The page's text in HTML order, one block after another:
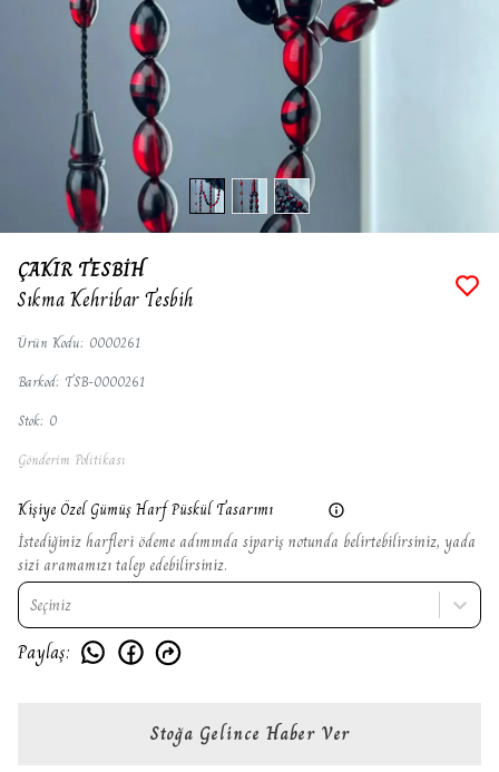
ÇAKIR TESBİH
Sıkma Kehribar Tesbih
Ürün Kodu: 0000261
Barkod: TSB-0000261
Stok: 0
Gönderim Politikası
Kişiye Özel Gümüş Harf Püskül Tasarımı
İstediğiniz harfleri ödeme adımında sipariş notunda belirtebilirsiniz, yada
sizi aramamızı talep edebilirsiniz.
Seçiniz
Paylaş:
Stoğa Gelince Haber Ver